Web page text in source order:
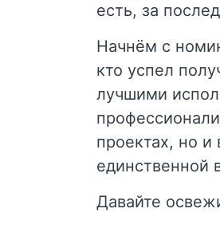
есть, за
Начнём с
кто успел
лучшими
проектах, но и
единственной
Давайте